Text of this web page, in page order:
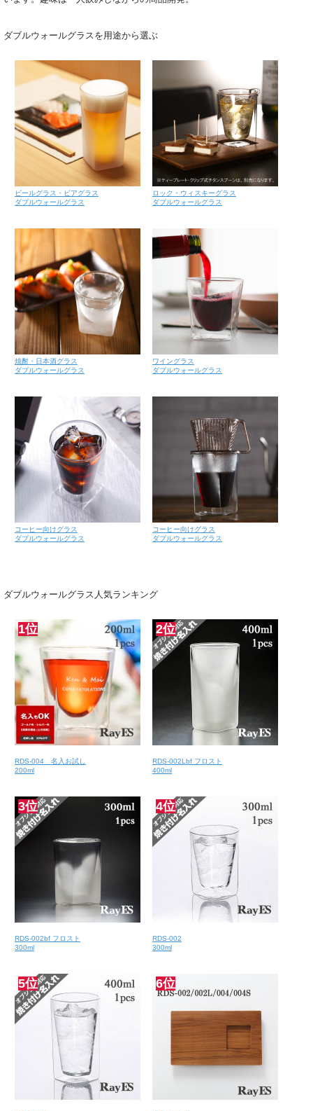
ダブルウォールグラスを用途から選ぶ
ビールグラス・ビアグラス
ダブルウォールグラス
ロック・ウィスキーグラス
ダブルウォールグラス
焼酎・日本酒グラス
ダブルウォールグラス
ワイングラス
ダブルウォールグラス
コーヒー向けグラス
ダブルウォールグラス
コーヒー向けグラス
ダブルウォールグラス
ダブルウォールグラス人気ランキング
1位
RDS-004 名入お試し
200ml
2位
RDS-002Lbf フロスト
400ml
3位
RDS-002bf フロスト
300ml
4位
RDS-002
300ml
5位 6位